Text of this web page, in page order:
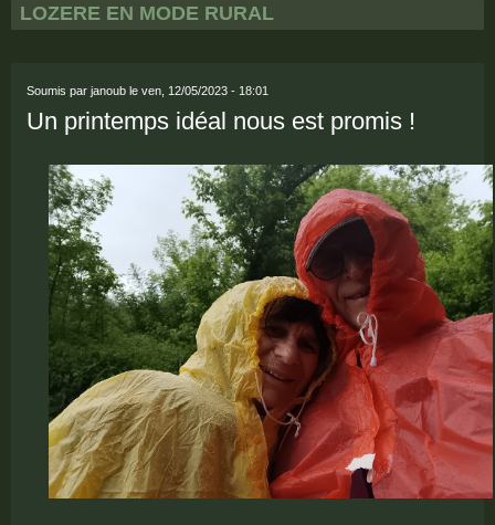
LOZERE EN MODE RURAL
Soumis par janoub le ven, 12/05/2023 - 18:01
Un printemps idéal nous est promis !